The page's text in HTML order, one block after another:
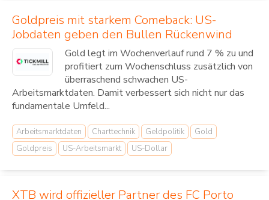
Goldpreis mit starkem Comeback: US-
Jobdaten geben den Bullen Rückenwind
Gold legt im Wochenverlauf rund 7 % zu und
profitiert zum Wochenschluss zusätzlich von
überraschend schwachen US-
Arbeitsmarktdaten. Damit verbessert sich nicht nur das
fundamentale Umfeld...
Arbeitsmarktdaten Charttechnik Geldpolitik
Gold
Goldpreis
US-Arbeitsmarkt US-Dollar
XTB wird offizieller Partner des FC Porto